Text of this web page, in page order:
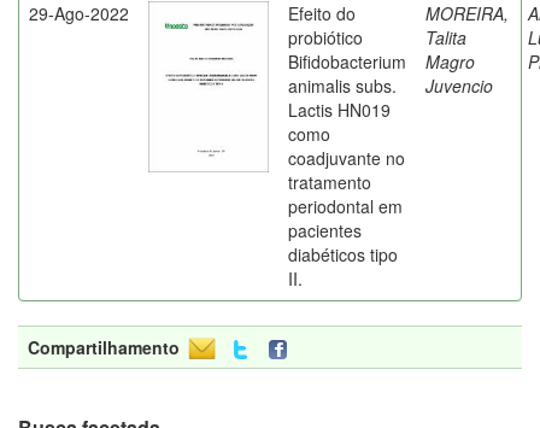
29-Ago-2022
Efeito do
probiótico
Bifidobacterium
animalis subs.
Lactis HN019
como
coadjuvante no
tratamento
periodontal em
pacientes
diabéticos tipo
II.
MOREIRA,
Talita
Magro
Juvencio
Compartilhamento